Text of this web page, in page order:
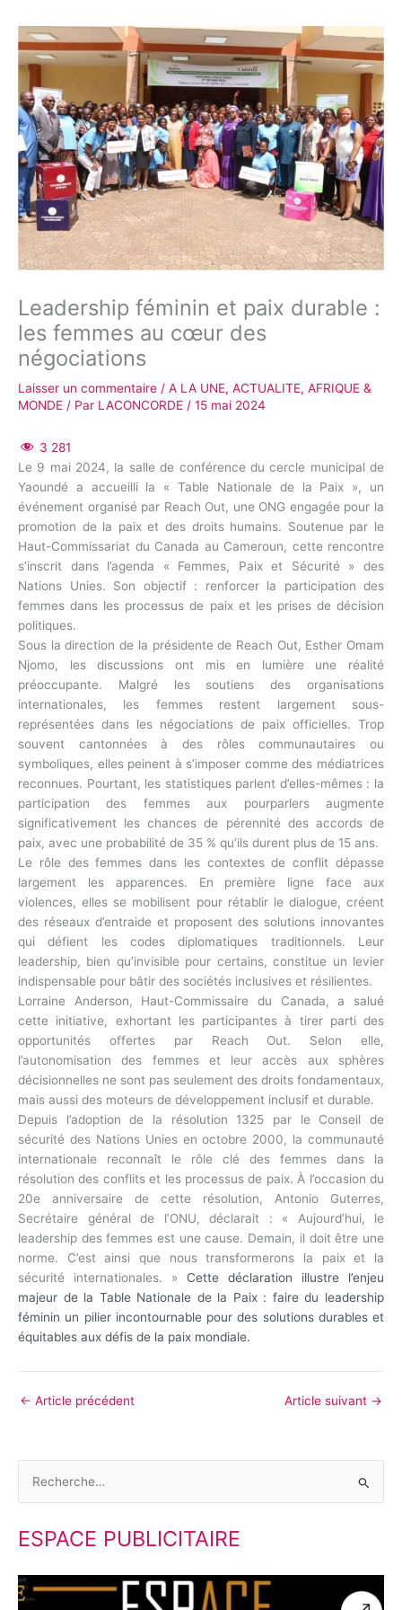
Leadership féminin et paix durable :
les femmes au cœur des
négociations
Laisser un commentaire / A LA UNE, ACTUALITE, AFRIQUE &
MONDE / Par LACONCORDE / 15 mai 2024
3 281
Le 9 mai 2024, la salle de conférence du cercle municipal de
Yaoundé a accueilli la « Table Nationale de la Paix », un
événement organisé par Reach Out, une ONG engagée pour la
promotion de la paix et des droits humains. Soutenue par le
Haut-Commissariat du Canada au Cameroun, cette rencontre
s’inscrit dans l’agenda « Femmes, Paix et Sécurité » des
Nations Unies. Son objectif : renforcer la participation des
femmes dans les processus de paix et les prises de décision
politiques.
Sous la direction de la présidente de Reach Out, Esther Omam
Njomo, les discussions ont mis en lumière une réalité
préoccupante. Malgré les soutiens des organisations
internationales, les femmes restent largement sous-
représentées dans les négociations de paix officielles. Trop
souvent cantonnées à des rôles communautaires ou
symboliques, elles peinent à s’imposer comme des médiatrices
reconnues. Pourtant, les statistiques parlent d’elles-mêmes : la
participation des femmes aux pourparlers augmente
significativement les chances de pérennité des accords de
paix, avec une probabilité de 35 % qu’ils durent plus de 15 ans.
Le rôle des femmes dans les contextes de conflit dépasse
largement les apparences. En première ligne face aux
violences, elles se mobilisent pour rétablir le dialogue, créent
des réseaux d’entraide et proposent des solutions innovantes
qui défient les codes diplomatiques traditionnels. Leur
leadership, bien qu’invisible pour certains, constitue un levier
indispensable pour bâtir des sociétés inclusives et résilientes.
Lorraine Anderson, Haut-Commissaire du Canada, a salué
cette initiative, exhortant les participantes à tirer parti des
opportunités offertes par Reach Out. Selon elle,
l’autonomisation des femmes et leur accès aux sphères
décisionnelles ne sont pas seulement des droits fondamentaux,
mais aussi des moteurs de développement inclusif et durable.
Depuis l’adoption de la résolution 1325 par le Conseil de
sécurité des Nations Unies en octobre 2000, la communauté
internationale reconnaît le rôle clé des femmes dans la
résolution des conflits et les processus de paix. À l’occasion du
20e anniversaire de cette résolution, Antonio Guterres,
Secrétaire général de l’ONU, déclarait : « Aujourd’hui, le
leadership des femmes est une cause. Demain, il doit être une
norme. C’est ainsi que nous transformerons la paix et la
sécurité internationales. » Cette déclaration illustre l’enjeu
majeur de la Table Nationale de la Paix : faire du leadership
féminin un pilier incontournable pour des solutions durables et
équitables aux défis de la paix mondiale.
← Article précédent Article suivant →
c
e
r
ESPACE PUBLICITAIRE